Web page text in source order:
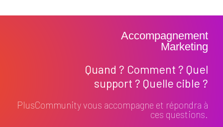
Accompagnement
Marketing
Quand ? Comment ? Quel
support ? Quelle cible ?
PlusCommunity vous accompagne et répondra à
ces questions.